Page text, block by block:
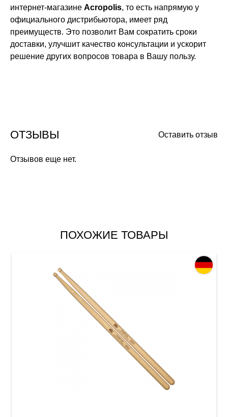
интернет-магазине Acropolis, то есть напрямую у
официального дистрибьютора, имеет ряд
преимуществ. Это позволит Вам сократить сроки
доставки, улучшит качество консультации и ускорит
решение других вопросов товара в Вашу пользу.
Оставить отзыв
ОТЗЫВЫ
Отзывов еще нет.
ПОХОЖИЕ ТОВАРЫ